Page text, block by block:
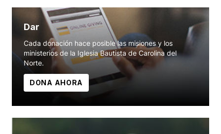
Dar
Cada donación hace posible las misiones y los
ministerios de la Iglesia Bautista de Carolina del
Norte.
DONA AHORA